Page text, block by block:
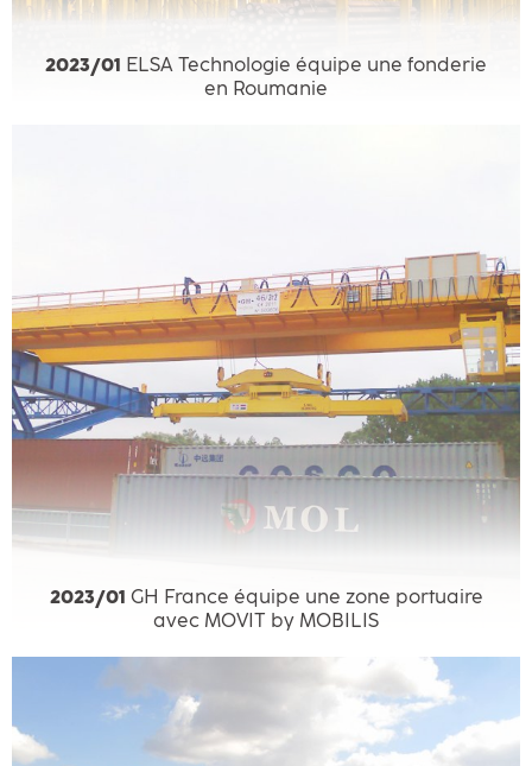
2023/01 ELSA Technologie équipe une fonderie
en Roumanie
2023/01 GH France équipe une zone portuaire
avec MOVIT by MOBILIS